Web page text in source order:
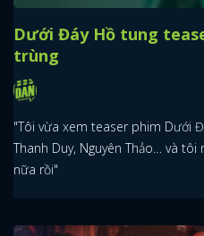
Dưới Đáy Hồ tung
trùng
"Tôi vừa xem teaser phim Dưới
Thanh Duy, Nguyên Thảo… và
nữa rồi"